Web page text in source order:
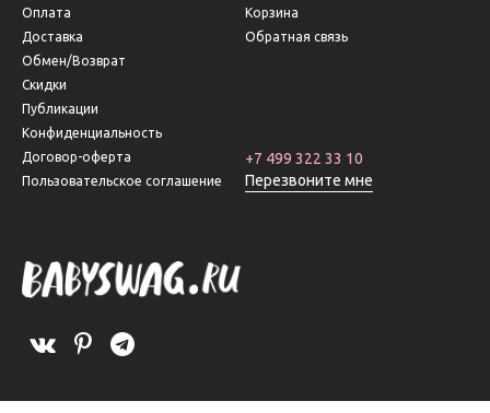
Оплата
Доставка
Обмен/Возврат
Скидки
Публикации
Конфиденциальность
Договор-оферта
Пользовательское соглашение
Корзина
Обратная связь
+7 499 322 33 10
Перезвоните мне